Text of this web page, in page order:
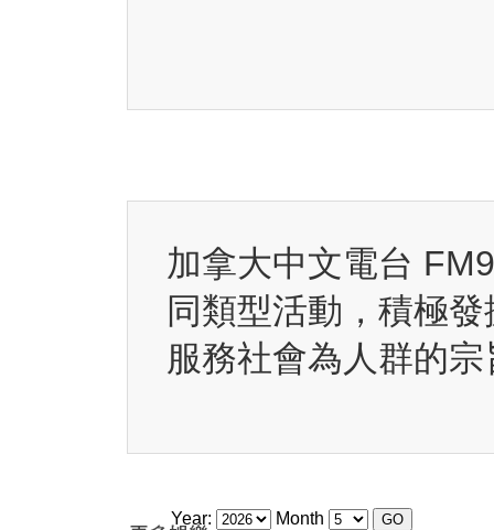
加拿大中文電台
同類型活動，積極
服務社會為人群的宗
Year: Month